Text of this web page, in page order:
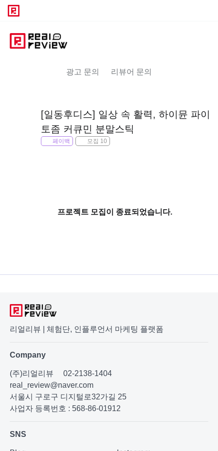
광고 문의 리뷰어 문의
[일동후디스] 일상 속 활력, 하이뮨 파이
토좀 커큐민 분말스틱
페이백 모집 10
프로젝트 모집이 종료되었습니다.
리얼리뷰 | 체험단, 인플루언서 마케팅 플랫폼
Company
(주)리얼리뷰
02-2138-1404
real_review@naver.com
서울시 구로구 디지털로32가길 25
사업자 등록번호 : 568-86-01912
SNS